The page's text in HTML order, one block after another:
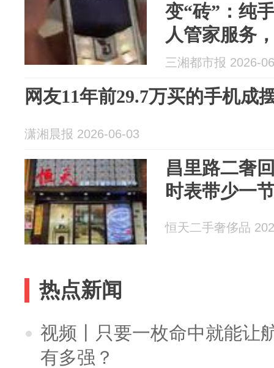
变“砖”：纯
人管家服务
用；机主：
金，已翻5倍
三湘都市报 2026-
网友11年前29.7万买的手机成
潇湘晨报 2026-06-03
昌里路二奢
时表带少一
恒天二手奢侈品
热点新闻
视频丨只要一枚命中就能让
有多强？